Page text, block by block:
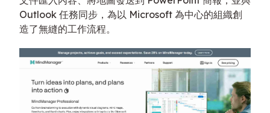
Outlook 任務同步，為以 Microsoft 為中心的組織創
造了無縫的工作流程。